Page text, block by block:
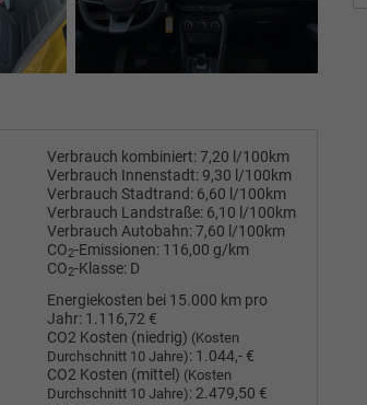
Verbrauch kombiniert:7,20 l/100km
Verbrauch Innenstadt: 9,30 l/100km
Verbrauch Stadtrand: 6,60 l/100km
Verbrauch Landstraße: 6,10 l/100km
Verbrauch Autobahn:7,60 l/100km
CO2-Emissionen: 116,00 g/km
CO2-Klasse: D
Energiekosten bei 15.000 km pro
Jahr: 1.116,72 €
CO2 Kosten (niedrig) (Kosten
Durchschnitt 10 Jahre): 1.044,- €
CO2 Kosten (mittel) (Kosten
Durchschnitt 10 Jahre): 2.479,50 €